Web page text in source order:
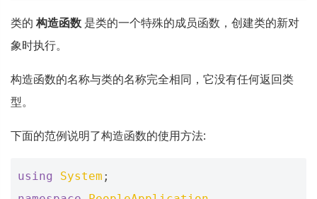
类的 构造函数 是类的一个特殊的成员函数，创建类的新对
象时执行。
构造函数的名称与类的名称完全相同，它没有任何返回类
型。
下面的范例说明了构造函数的使用方法:
using System ;